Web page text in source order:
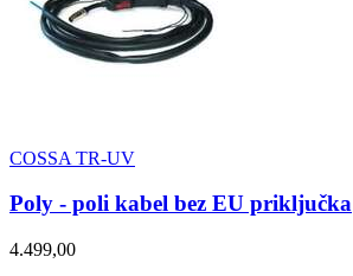
COSSA TR-UV
Poly - poli kabel bez EU priključka
4.499,00